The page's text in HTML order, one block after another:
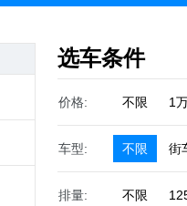
选车条件
价格: 不限 1
车型: 不限 街
排量: 不限